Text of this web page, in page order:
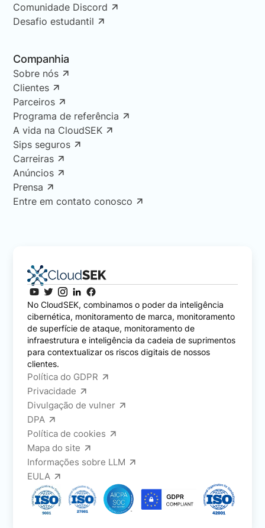
Comunidade Discord
Desafio estudantil
Companhia
Sobre nós
Clientes
Parceiros
Programa de referência
A vida na CloudSEK
Sips seguros
Carreiras
Anúncios
Prensa
Entre em contato conosco
No CloudSEK, combinamos o poder da inteligência
cibernética, monitoramento de marca, monitoramento
de superfície de ataque, monitoramento de
infraestrutura e inteligência da cadeia de suprimentos
para contextualizar os riscos digitais de nossos
clientes.
Política do GDPR
Privacidade
Divulgação de vulner
DPA
Política de cookies
Mapa do site
Informações sobre LLM
EULA